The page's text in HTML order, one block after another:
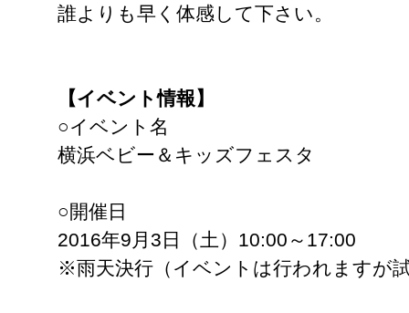
誰よりも早く体感して下さい。
【イベント情報】
○イベント名
横浜ベビー＆キッズフェスタ
○開催日
2016年9月3日（土）10:00～17:00
※雨天決行（イベントは行われますが